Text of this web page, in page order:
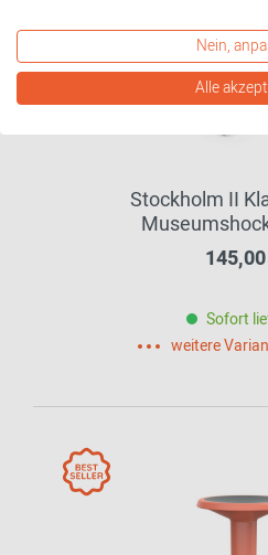
Stockholm II
Sofort
weitere
Nein,
Alle